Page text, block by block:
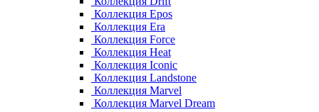
Коллекция Epos
Коллекция Era
Коллекция Force
Коллекция Heat
Коллекция Iconic
Коллекция Landstone
Коллекция Marvel
Коллекция Marvel Dream